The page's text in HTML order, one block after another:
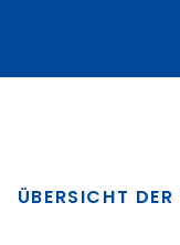
ÜBERSICHT